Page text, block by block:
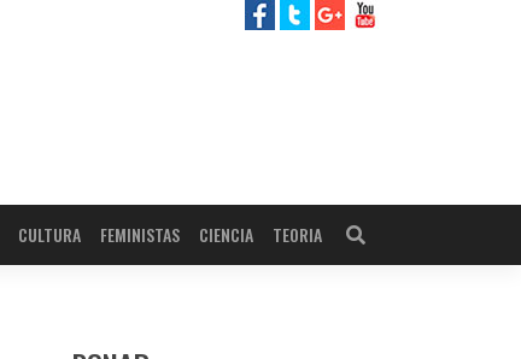
CULTURA FEMINISTAS CIENCIA TEORIA